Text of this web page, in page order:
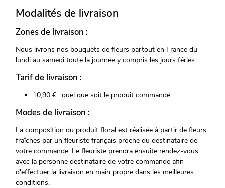
Modalités de livraison
Zones de livraison :
Nous livrons nos bouquets de fleurs partout en France du
lundi au samedi toute la journée y compris les jours fériés.
Tarif de livraison :
10,90 € : quel que soit le produit commandé.
Modes de livraison :
La composition du produit floral est réalisée à partir de fleurs
fraîches par un fleuriste français proche du destinataire de
votre commande. Le fleuriste prendra ensuite rendez-vous
avec la personne destinataire de votre commande afin
d'effectuer la livraison en main propre dans les meilleures
conditions.